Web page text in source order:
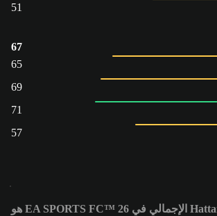
51
67
65
69
71
57
تقييم Hattan Bahebri الإجمالي في EA SPORTS FC™ 26 هو